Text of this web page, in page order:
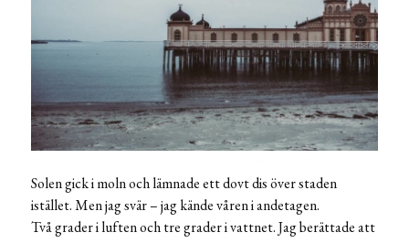
Solen gick i moln och lämnade ett dovt dis över staden
istället. Men jag svär – jag kände våren i andetagen.
Två grader i luften och tre grader i vattnet. Jag berättade att